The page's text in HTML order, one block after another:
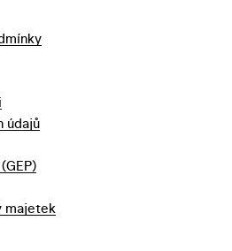
údajů
majetek